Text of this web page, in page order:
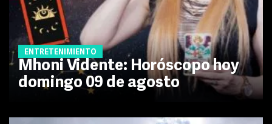
ENTRETENIMIENTO
Mhoni Vidente: Horóscopo hoy
domingo 09 de agosto